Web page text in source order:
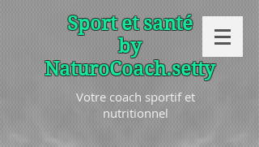
Sport et santé
by
NaturoCoach.setty
Votre coach sportif et
nutritionnel